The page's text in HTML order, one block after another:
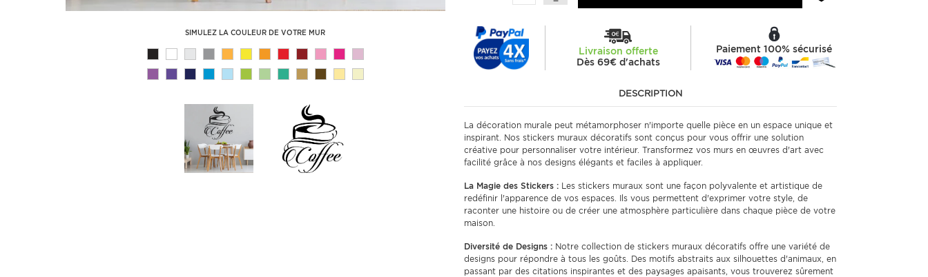
SIMULEZ LA COULEUR DE VOTRE MUR
Livraison offerte
Dès 69€ d'achats
Paiement 100% sécurisé
DESCRIPTION
La décoration murale peut métamorphoser n'importe quelle pièce en un espace unique et
inspirant. Nos stickers muraux décoratifs sont conçus pour vous offrir une solution
créative pour personnaliser votre intérieur. Transformez vos murs en œuvres d'art avec
facilité grâce à nos designs élégants et faciles à appliquer.
La Magie des Stickers : Les stickers muraux sont une façon polyvalente et artistique de
redéfinir l'apparence de vos espaces. Ils vous permettent d'exprimer votre style, de
raconter une histoire ou de créer une atmosphère particulière dans chaque pièce de votre
maison.
Diversité de Designs : Notre collection de stickers muraux décoratifs offre une variété de
designs pour répondre à tous les goûts. Des motifs abstraits aux silhouettes d'animaux, en
passant par des citations inspirantes et des paysages apaisants, vous trouverez sûrement